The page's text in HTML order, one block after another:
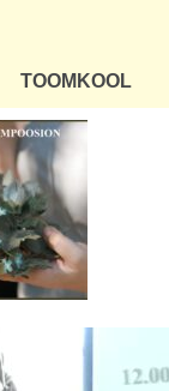
ÜLDINFO
TOOMKOOL